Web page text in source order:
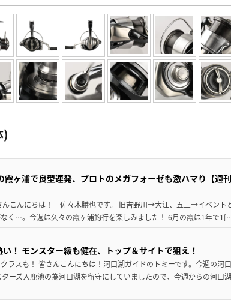
)
霞ヶ浦で良型連発、プロトのメガフォーゼも激ハマり【週
んこんにちは！ 佐々木勝也です。 旧吉野川→大江、五三→イベントと
く…。今週は久々の霞ヶ浦釣行を楽しみました！ 6月の霞は1年で
い！ モンスター級も健在、トップ＆サイトで狙え！
ラスも！ 皆さんこんにちは！河口湖ガイドのトミーです。今週の河
ーズ入鹿池の為河口湖を留守にしていましたので、今週からの河口